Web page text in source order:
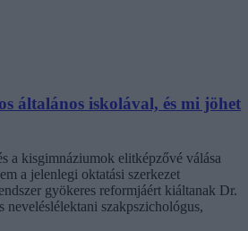
általános iskolával, és mi jöhet
a kisgimnáziumok elitképzővé válása
a jelenlegi oktatási szerkezet
gyökeres reformjáért kiáltanak Dr.
szakpszichológus,